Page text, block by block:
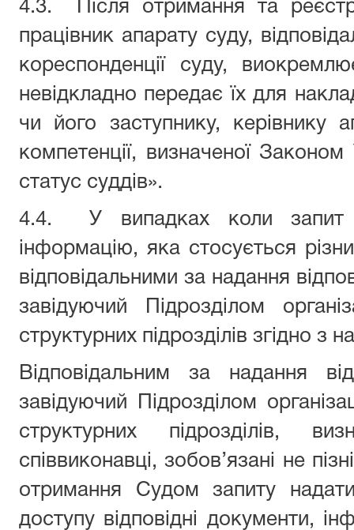
4.3.
Після отримання та
працівник апарату суду,
кореспонденції суду,
невідкладно передає їх для
чи його заступнику, керівнику
компетенції, визначеної
статус суддів».
4.4.
У випадках коли запит
інформацію, яка стосується
відповідальними за надання
завідуючий Підрозділом
структурних підрозділів згідно з
Відповідальним за надання
завідуючий Підрозділом
структурних підрозділів,
співвиконавці, зобов’язані не
отримання Судом запиту надати
доступу відповідні документи,